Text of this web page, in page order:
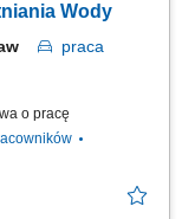
Wody
praca
o pracę